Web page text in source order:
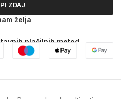
ZDAJ
želja
plačilnih metod